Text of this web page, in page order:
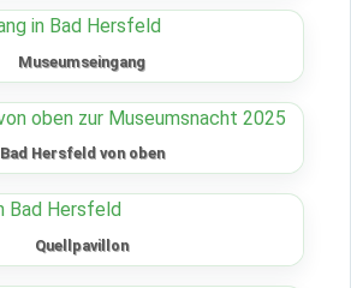
Museumseingang
Bad Hersfeld von oben
Quellpavillon